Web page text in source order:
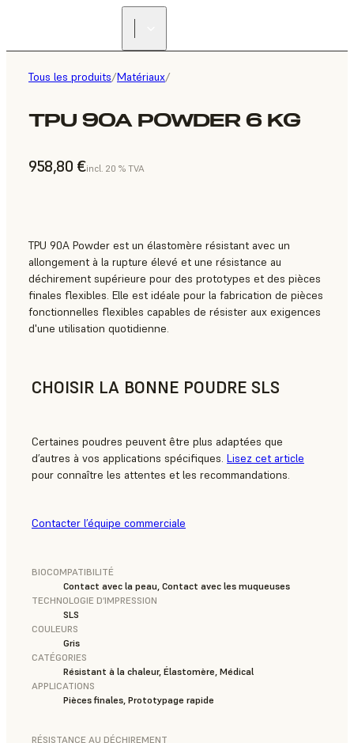
Tous les produits/Matériaux/
TPU 90A POWDER 6 KG
958,80 €incl. 20 % TVA
TPU 90A Powder est un élastomère résistant avec un
allongement à la rupture élevé et une résistance au
déchirement supérieure pour des prototypes et des pièces
finales flexibles. Elle est idéale pour la fabrication de pièces
fonctionnelles flexibles capables de résister aux exigences
d'une utilisation quotidienne.
CHOISIR LA BONNE POUDRE SLS
Certaines poudres peuvent être plus adaptées que
d’autres à vos applications spécifiques. Lisez cet article
pour connaître les attentes et les recommandations.
Contacter l’équipe commerciale
BIOCOMPATIBILITÉ
Contact avec la peau, Contact avec les muqueuses
TECHNOLOGIE D’IMPRESSION
SLS
COULEURS
Gris
CATÉGORIES
Résistant à la chaleur, Élastomère, Médical
APPLICATIONS
Pièces finales, Prototypage rapide
RÉSISTANCE AU DÉCHIREMENT